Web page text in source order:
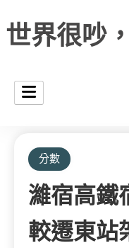
世界很吵
分數
濰宿高鐵
較遷東站